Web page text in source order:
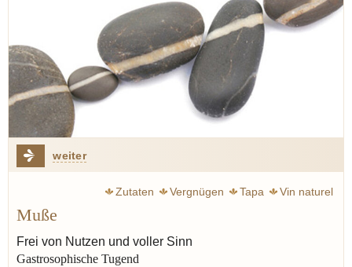
weiter
Zutaten Vergnügen Tapa Vin naturel
Muße
Frei von Nutzen und voller Sinn
Gastrosophische Tugend